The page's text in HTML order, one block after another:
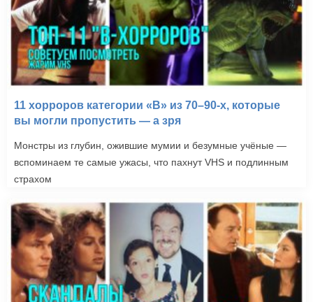
11 хорроров категории «B» из 70–90-х, которые
вы могли пропустить — а зря
Монстры из глубин, ожившие мумии и безумные учёные —
вспоминаем те самые ужасы, что пахнут VHS и подлинным
страхом